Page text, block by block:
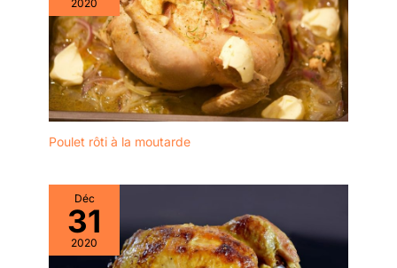
repas de nouilles en un
moment agréable et
esthétique, que ce soit
pour un usage quotidien
ou une occasion
spéciale. Incassable et
Sécurisé pour Tous les
Âges : Contrairement
qui le rend parfaitement
sécurisé pour les
enfants, les adolescents,
Prise en main facile,
même pour les
débutants en baguettes.
Les baguettes de moins
de 4,5 mm d'épaisseur
sont difficiles à tenir.
QU'EST-CE QUE
GENROKU ? Genroku 元
de 1688 à 1704, l'âge d'or
caractéristique des
"baguettes Genroku" est
qu'il y a une rainure au
inoxydable par boîte,
coffret cadeau parfait
pour vos amis et
amoureux pour les
anniversaires ,
anniversaires, Noël et
pendaison de crémaillère,
etc. 【Motif Laser
vous l'utilisez.Les
baguettes en métal sont
2020
Poulet rôti à la moutarde
Déc
31
2020